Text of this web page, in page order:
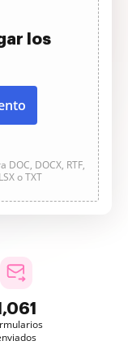
los
DOCX, RTF,
o TXT